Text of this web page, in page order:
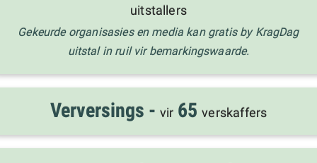
uitstallers
Gekeurde organisasies en media kan gratis by KragDag
uitstal in ruil vir bemarkingswaarde.
Verversings - vir 65verskaffers